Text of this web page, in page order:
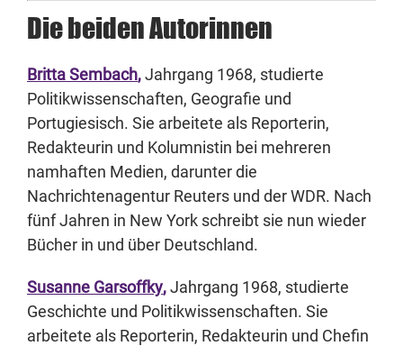
Die beiden Autorinnen
Britta Sembach,Jahrgang 1968, studierte
Politikwissenschaften, Geografie und
Portugiesisch. Sie arbeitete als Reporterin,
Redakteurin und Kolumnistin bei mehreren
namhaften Medien, darunter die
Nachrichtenagentur Reuters und der WDR. Nach
fünf Jahren in New York schreibt sie nun wieder
Bücher in und über Deutschland.
Susanne Garsoffky,Jahrgang 1968, studierte
Geschichte und Politikwissenschaften. Sie
arbeitete als Reporterin, Redakteurin und Chefin